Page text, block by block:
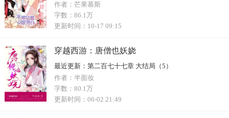
作者： 芒果慕斯
字数： 86.1万
更新时间： 10-17 09:15
穿越西游：唐僧也妖娆
最近更新： 第二百七十七章 大结局（5）
作者： 半面妆
字数： 80.1万
更新时间： 06-02 21:49